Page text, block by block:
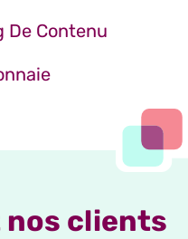
De Contenu
nos clients